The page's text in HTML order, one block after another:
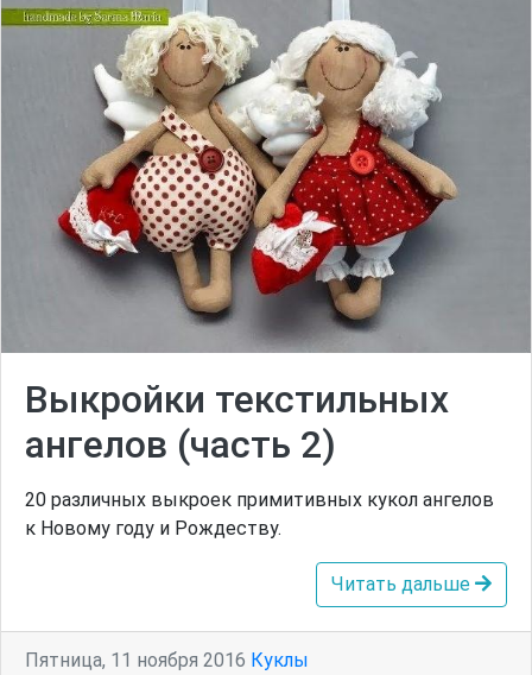
Выкройки текстильных
ангелов (часть 2)
20 различных выкроек примитивных кукол ангелов
к Новому году и Рождеству.
Читать дальше
Пятница, 11 ноября 2016 Куклы